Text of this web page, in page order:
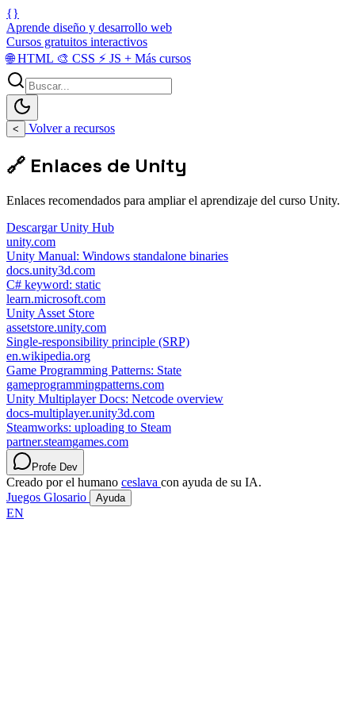
{}
Aprende diseño y desarrollo web
Cursos gratuitos interactivos
🌐HTML 🎨 CSS ⚡ JS + Más cursos
< Volver a recursos
🔗 Enlaces de Unity
Enlaces recomendados para ampliar el aprendizaje del curso Unity.
Descargar Unity Hub
unity.com
Unity Manual: Windows standalone binaries
docs.unity3d.com
C# keyword: static
learn.microsoft.com
Unity Asset Store
assetstore.unity.com
Single-responsibility principle (SRP)
en.wikipedia.org
Game Programming Patterns: State
gameprogrammingpatterns.com
Unity Multiplayer Docs: Netcode overview
docs-multiplayer.unity3d.com
Steamworks: uploading to Steam
partner.steamgames.com
Profe Dev
Creado por el humano ceslava con ayuda de su IA.
Juegos Glosario Ayuda
EN